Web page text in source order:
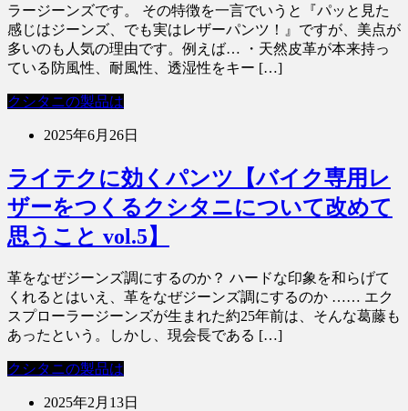
ラージーンズです。 その特徴を一言でいうと『パッと見た
感じはジーンズ、でも実はレザーパンツ！』ですが、美点が
多いのも人気の理由です。例えば… ・天然皮革が本来持っ
ている防風性、耐風性、透湿性をキー […]
クシタニの製品は
2025年6月26日
ライテクに効くパンツ【バイク専用レ
ザーをつくるクシタニについて改めて
思うこと vol.5】
革をなぜジーンズ調にするのか？ ハードな印象を和らげて
くれるとはいえ、革をなぜジーンズ調にするのか …… エク
スプローラージーンズが生まれた約25年前は、そんな葛藤も
あったという。しかし、現会長である […]
クシタニの製品は
2025年2月13日